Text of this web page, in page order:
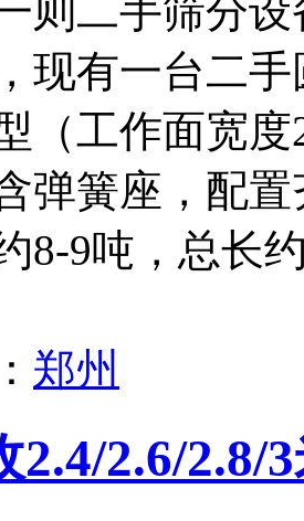
则二手筛分
现有一台二
（工作面宽
弹簧座，配
8-9吨，总长
郑州
2.4/2.6/2.8/